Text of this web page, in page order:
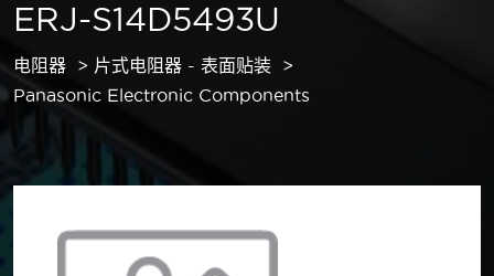
ERJ-S14D5493U
电阻器
片式电阻器 - 表面贴装
Panasonic Electronic Components